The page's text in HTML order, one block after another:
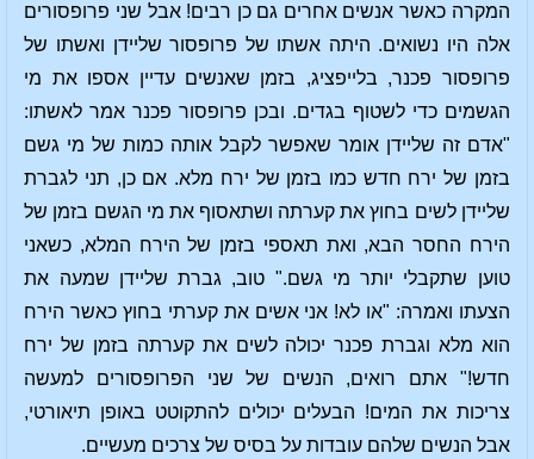
המקרה כאשר אנשים אחרים גם כן רבים! אבל שני פרופסורים
אלה היו נשואים. היתה אשתו של פרופסור שליידן ואשתו של
פרופסור פכנר, בלייפציג, בזמן שאנשים עדיין אספו את מי
הגשמים כדי לשטוף בגדים. ובכן פרופסור פכנר אמר לאשתו:
"אדם זה שליידן אומר שאפשר לקבל אותה כמות של מי גשם
בזמן של ירח חדש כמו בזמן של ירח מלא. אם כן, תני לגברת
שליידן לשים בחוץ את קערתה ושתאסוף את מי הגשם בזמן של
הירח החסר הבא, ואת תאספי בזמן של הירח המלא, כשאני
טוען שתקבלי יותר מי גשם." טוב, גברת שליידן שמעה את
הצעתו ואמרה: "או לא! אני אשים את קערתי בחוץ כאשר הירח
הוא מלא וגברת פכנר יכולה לשים את קערתה בזמן של ירח
חדש!" אתם רואים, הנשים של שני הפרופסורים למעשה
צריכות את המים! הבעלים יכולים להתקוטט באופן תיאורטי,
אבל הנשים שלהם עובדות על בסיס של צרכים מעשיים.